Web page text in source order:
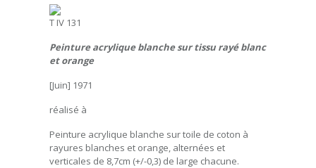
T IV 131
Peinture acrylique blanche sur tissu rayé blanc
et orange
[Juin] 1971
réalisé à
Peinture acrylique blanche sur toile de coton à
rayures blanches et orange, alternées et
verticales de 8,7cm (+/-0,3) de large chacune.